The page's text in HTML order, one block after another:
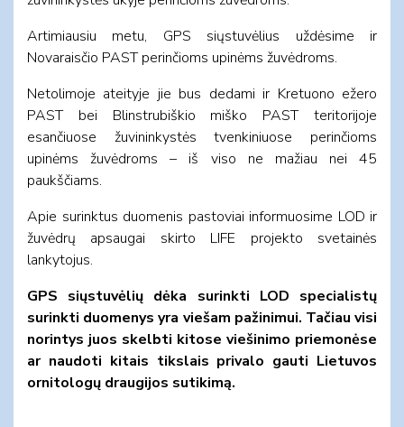
Artimiausiu metu, GPS siųstuvėlius uždėsime ir
Novaraisčio PAST perinčioms upinėms žuvėdroms.
Netolimoje ateityje jie bus dedami ir Kretuono ežero
PAST bei Blinstrubiškio miško PAST teritorijoje
esančiuose žuvininkystės tvenkiniuose perinčioms
upinėms žuvėdroms – iš viso ne mažiau nei 45
paukščiams.
Apie surinktus duomenis pastoviai informuosime LOD ir
žuvėdrų apsaugai skirto LIFE projekto svetainės
lankytojus.
GPS siųstuvėlių dėka surinkti LOD specialistų
surinkti duomenys yra viešam pažinimui. Tačiau visi
norintys juos skelbti kitose viešinimo priemonėse
ar naudoti kitais tikslais privalo gauti Lietuvos
ornitologų draugijos sutikimą.